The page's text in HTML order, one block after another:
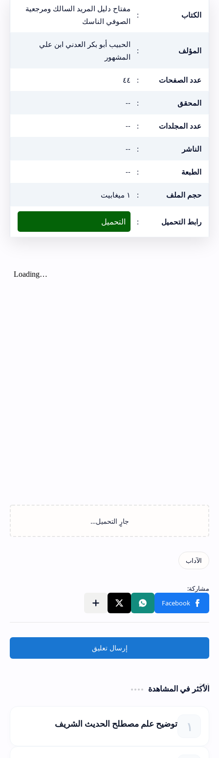
الكتاب :
مفتاح دليل المريد السالك ومرجعية
الصوفي الناسك
المؤلف :
الحبيب أبو بكر العدني ابن علي
المشهور
عدد الصفحات : ٤٤
المحقق :
--
عدد المجلدات :
--
الناشر :
--
الطبعة :
--
حجم الملف : ١ ميغابيت
رابط التحميل : التحميل
إرسال تعليق
الأكثر في المشاهدة
توضيح علم مصطلح الحديث الشريف